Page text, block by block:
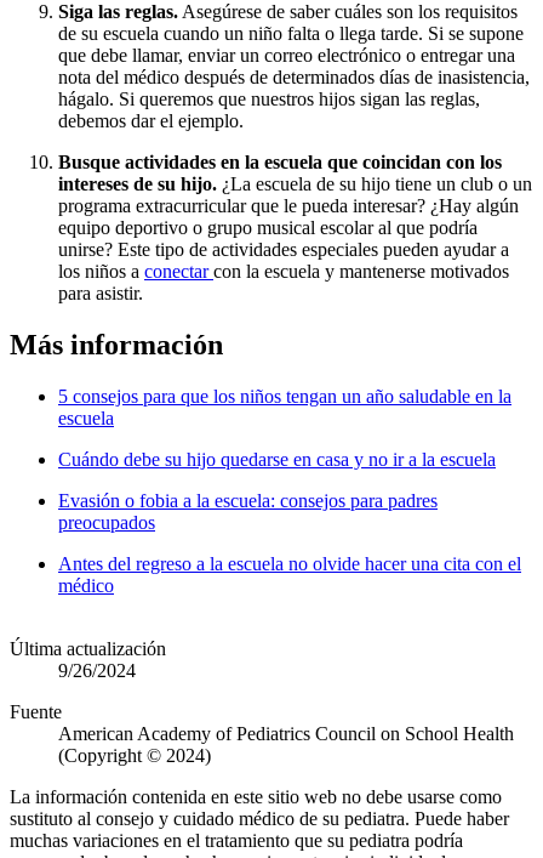
Siga las reglas. Asegúrese de saber cuáles son los requisitos
de su escuela cuando un niño falta o llega tarde. Si se supone
que debe llamar, enviar un correo electrónico o entregar una
nota del médico después de determinados días de inasistencia,
hágalo. Si queremos que nuestros hijos sigan las reglas,
debemos dar el ejemplo.
Busque actividades en la escuela que coincidan con los
intereses de su hijo. ¿La escuela de su hijo tiene un club o un
programa extracurricular que le pueda interesar? ¿Hay algún
equipo deportivo o grupo musical escolar al que podría
unirse? Este tipo de actividades especiales pueden ayudar a
los niños a conectarcon la escuela y mantenerse motivados
para asistir.
Más información
5 consejos para que los niños tengan un año saludable en la
escuela
Cuándo debe su hijo quedarse en casa y no ir a la escuela
Evasión o fobia a la escuela: consejos para padres
preocupados
Antes del regreso a la escuela no olvide hacer una cita con el
médico
Última actualización
9/26/2024
Fuente
American Academy of Pediatrics Council on School Health
(Copyright © 2024)
La información contenida en este sitio web no debe usarse como
sustituto al consejo y cuidado médico de su pediatra. Puede haber
muchas variaciones en el tratamiento que su pediatra podría